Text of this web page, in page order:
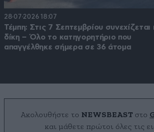
28·07·2026 18:07
Τέμπη: Στις 7 Σεπτεμβρίου συνεχίζεται
δίκη – Όλο το κατηγορητήριο που
απαγγέλθηκε σήμερα σε 36 άτομα
Ακολουθήστε το NEWSBEAST στο
και μάθετε πρώτοι όλες τις